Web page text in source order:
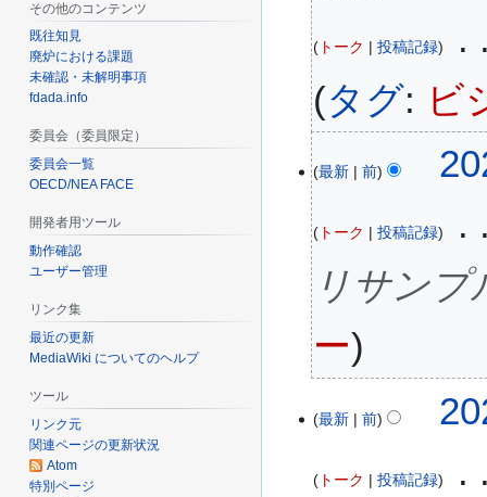
日
トーク 投稿記録
タグ: ビ
最新 前
トーク 投稿記録
リサンプ
ー
最新 前
トーク 投稿記録
その他のコンテンツ
既往知見
廃炉における課題
未確認・未解明事項
fdada.info
委員会（委員限定）
委員会一覧
OECD/NEA FACE
開発者用ツール
動作確認
ユーザー管理
リンク集
最近の更新
MediaWiki についてのヘルプ
ツール
リンク元
関連ページの更新状況
Atom
特別ページ